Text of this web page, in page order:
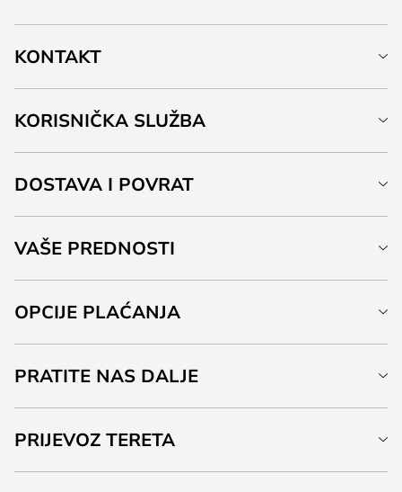
KONTAKT
KORISNIČKA SLUŽBA
DOSTAVA I POVRAT
VAŠE PREDNOSTI
OPCIJE PLAĆANJA
PRATITE NAS DALJE
PRIJEVOZ TERETA